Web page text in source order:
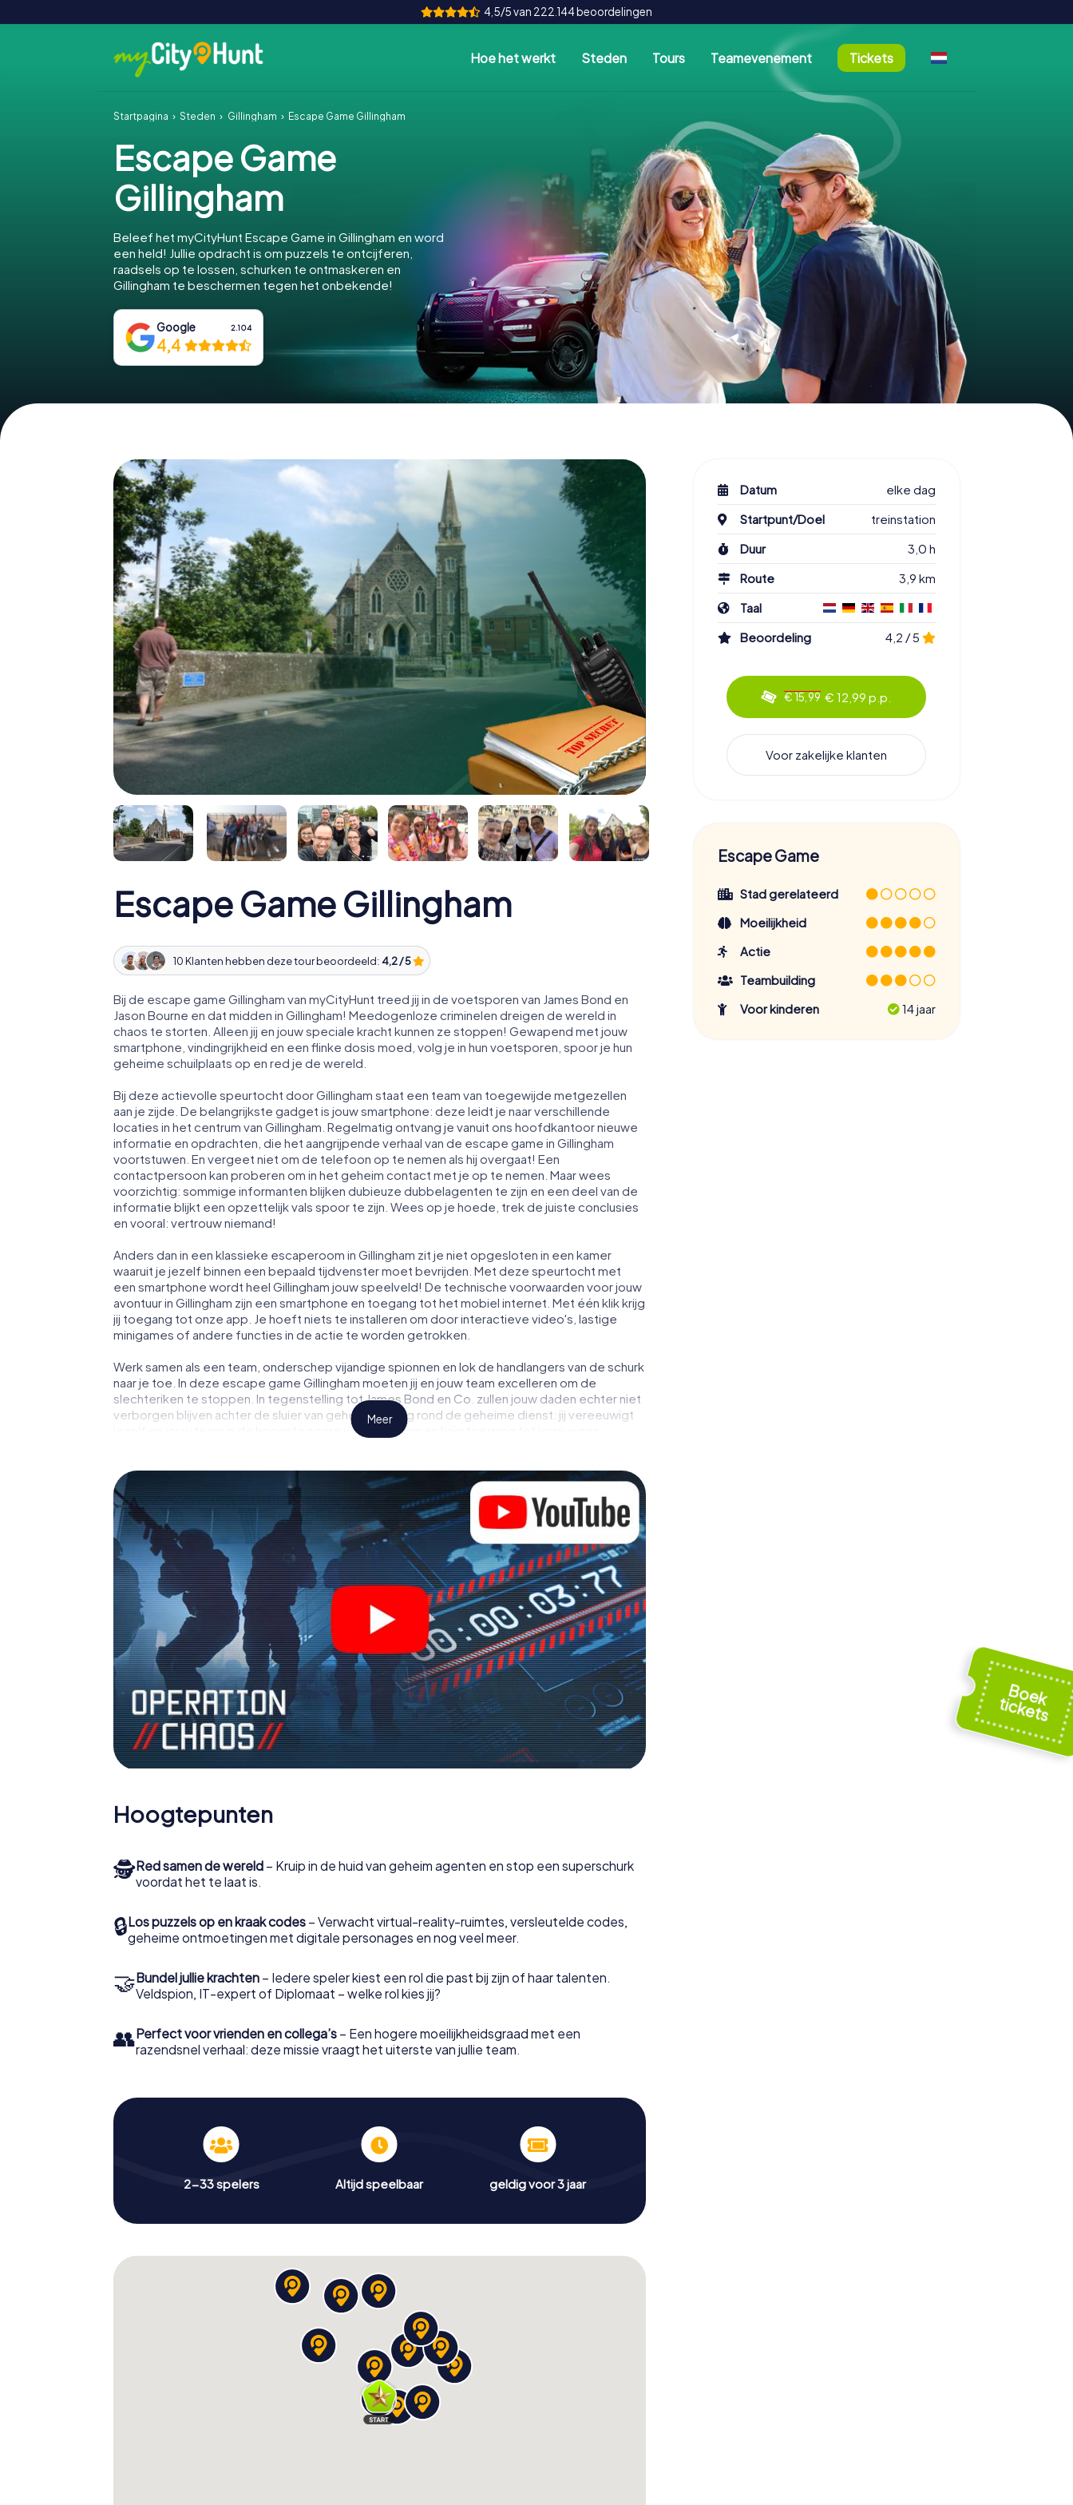
4,5/5 van 222.144 beoordelingen
Hoe het werkt Steden Tours Teamevenement Tickets
Startpagina Steden Gillingham Escape Game Gillingham
Escape Game
Gillingham
Beleef het myCityHunt Escape Game in Gillingham en word
een held! Jullie opdracht is om puzzels te ontcijferen,
raadsels op te lossen, schurken te ontmaskeren en
Gillingham te beschermen tegen het onbekende!
Google 2.104
4,4
Escape Game Gillingham
10 Klanten hebben deze tour beoordeeld: 4,2 / 5
Bij de escape game Gillingham van myCityHunt treed jij in de voetsporen van James Bond en
Jason Bourne en dat midden in Gillingham! Meedogenloze criminelen dreigen de wereld in
chaos te storten. Alleen jij en jouw speciale kracht kunnen ze stoppen! Gewapend met jouw
smartphone, vindingrijkheid en een flinke dosis moed, volg je in hun voetsporen, spoor je hun
geheime schuilplaats op en red je de wereld.
Bij deze actievolle speurtocht door Gillingham staat een team van toegewijde metgezellen
aan je zijde. De belangrijkste gadget is jouw smartphone: deze leidt je naar verschillende
locaties in het centrum van Gillingham. Regelmatig ontvang je vanuit ons hoofdkantoor nieuwe
informatie en opdrachten, die het aangrijpende verhaal van de escape game in Gillingham
voortstuwen. En vergeet niet om de telefoon op te nemen als hij overgaat! Een
contactpersoon kan proberen om in het geheim contact met je op te nemen. Maar wees
voorzichtig: sommige informanten blijken dubieuze dubbelagenten te zijn en een deel van de
informatie blijkt een opzettelijk vals spoor te zijn. Wees op je hoede, trek de juiste conclusies
en vooral: vertrouw niemand!
Anders dan in een klassieke escaperoom in Gillingham zit je niet opgesloten in een kamer
waaruit je jezelf binnen een bepaald tijdvenster moet bevrijden. Met deze speurtocht met
een smartphone wordt heel Gillingham jouw speelveld! De technische voorwaarden voor jouw
avontuur in Gillingham zijn een smartphone en toegang tot het mobiel internet. Met één klik krijg
jij toegang tot onze app. Je hoeft niets te installeren om door interactieve video's, lastige
minigames of andere functies in de actie te worden getrokken.
Werk samen als een team, onderschep vijandige spionnen en lok de handlangers van de schurk
naar je toe. In deze escape game Gillingham moeten jij en jouw team excelleren om de
slechteriken te stoppen. In tegenstelling tot James Bond en Co. zullen jouw daden echter niet
verborgen blijven achter de sluier van geheimhouding rond de geheime dienst: jij vereeuwigt
jezelf en jouw team in de hoogste score van Gillingham en krijg toegang tot jouw eigen
verander Gillingham in een escaperoom in de buitenlucht!
Meer
Hoogtepunten
🕵Red samen de wereld – Kruip in de huid van geheim agenten en stop een superschurk
voordat het te laat is.
🔒Los puzzels op en kraak codes – Verwacht virtual-reality-ruimtes, versleutelde codes,
geheime ontmoetingen met digitale personages en nog veel meer.
🤝Bundel jullie krachten – Iedere speler kiest een rol die past bij zijn of haar talenten.
Veldspion, IT-expert of Diplomaat – welke rol kies jij?
👥Perfect voor vrienden en collega’s – Een hogere moeilijkheidsgraad met een
razendsnel verhaal: deze missie vraagt het uiterste van jullie team.
2-33 spelers Altijd speelbaar geldig voor 3 jaar
Datum
elke dag
Startpunt/Doel
treinstation
Duur
3,0 h
Route
3,9 km
Taal
Beoordeling
4,2 / 5
€ 15,99 € 12,99 p.p.
Voor zakelijke klanten
Escape Game
Stad gerelateerd
Moeilijkheid
Actie
Teambuilding
Voor kinderen
14 jaar